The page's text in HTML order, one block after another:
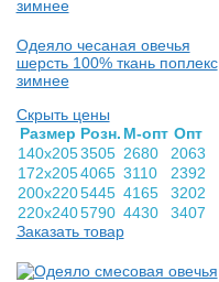
Одеяло чесаная овечья
шерсть 100% ткань поплекс
зимнее
Скрыть цены
Раз­мер Розн. М-опт Опт
140х2053505 2680
2063
172х2054065 3110
2392
200х2205445 4165
3202
220х2405790 4430
3407
Заказать товар